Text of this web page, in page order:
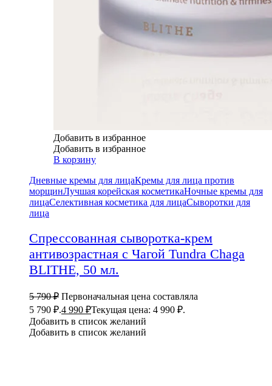
Добавить в избранное
Добавить в избранное
В корзину
Дневные кремы для лицаКремы для лица против
морщинЛучшая корейская косметикаНочные кремы для
лицаСелективная косметика для лицаСыворотки для
лица
Спрессованная сыворотка-крем
антивозрастная с Чагой Tundra Chaga
BLITHE, 50 мл.
5 790₽ Первоначальная цена составляла
5 790 ₽.4 990 ₽Текущая цена: 4 990 ₽.
Добавить в список желаний
Добавить в список желаний